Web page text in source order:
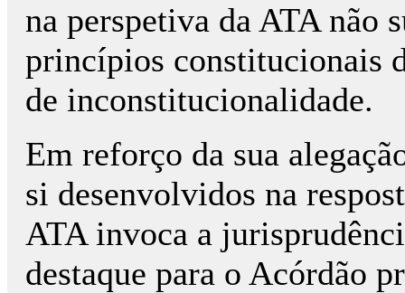
na perspetiva da ATA não
princípios constitucionais
de inconstitucionalidade.
Em reforço da sua
si desenvolvidos na
ATA invoca a
destaque para o Acórdão